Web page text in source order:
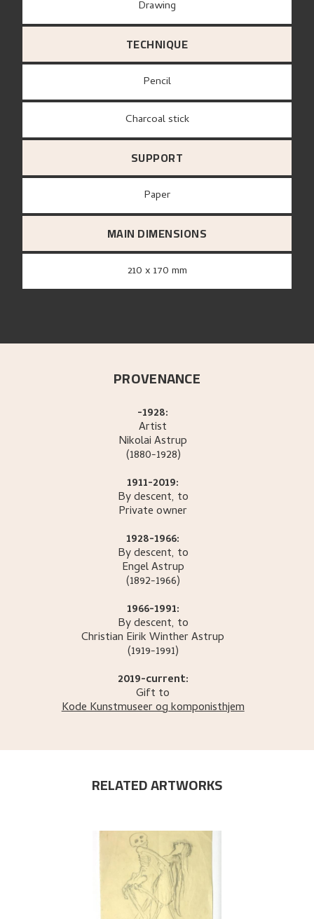
Drawing
TECHNIQUE
Pencil
Charcoal stick
SUPPORT
paper
MAIN DIMENSIONS
210 x 170 mm
PROVENANCE
-1928:
Artist
NikolaiAstrup
(1880-1928)
1911-2019:
By descent, to
Private owner
1928-1966:
By descent, to
EngelAstrup
(1892-1966)
1966-1991:
By descent, to
Christian Eirik WintherAstrup
(1919-1991)
2019-current:
Gift to
Kode Kunstmuseer og komponisthjem
RELATED ARTWORKS